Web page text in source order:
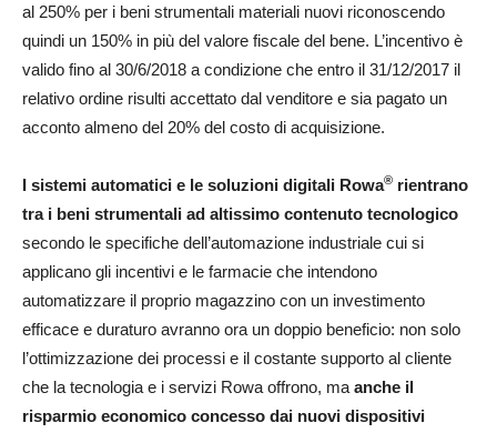
al 250% per i beni strumentali materiali nuovi riconoscendo
quindi un 150% in più del valore fiscale del bene. L’incentivo è
valido fino al 30/6/2018 a condizione che entro il 31/12/2017 il
relativo ordine risulti accettato dal venditore e sia pagato un
acconto almeno del 20% del costo di acquisizione.
I sistemi automatici e le soluzioni digitali Rowa® rientrano
tra i beni strumentali ad altissimo contenuto tecnologico
secondo le specifiche dell’automazione industriale cui si
applicano gli incentivi e le farmacie che intendono
automatizzare il proprio magazzino con un investimento
efficace e duraturo avranno ora un doppio beneficio: non solo
l’ottimizzazione dei processi e il costante supporto al cliente
che la tecnologia e i servizi Rowa offrono, ma anche il
risparmio economico concesso dai nuovi dispositivi